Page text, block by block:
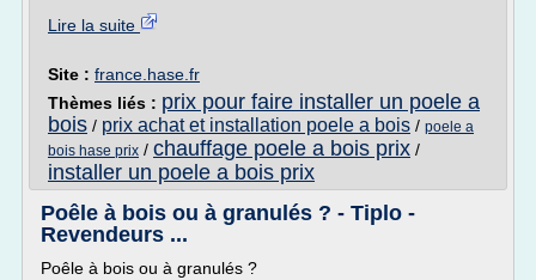
Lire la suite
Site : france.hase.fr
Thèmes liés : prix pour faire installer un poele a
bois / prix achat et installation poele a bois / poele a
bois hase prix / chauffage poele a bois prix /
installer un poele a bois prix
Poêle à bois ou à granulés ? - Tiplo -
Revendeurs ...
Poêle à bois ou à granulés ?